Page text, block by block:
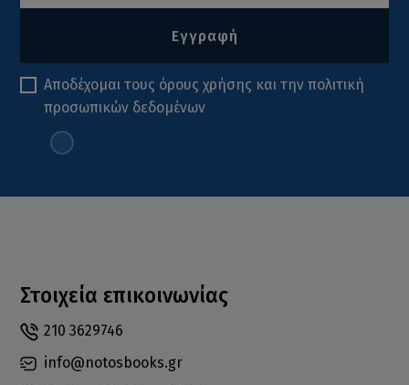
Εγγραφή
Αποδέχομαι τους όρους χρήσης και τηνπολιτική
προσωπικών δεδομένων
Στοιχεία επικοινωνίας
210 3629746
info@notosbooks.gr